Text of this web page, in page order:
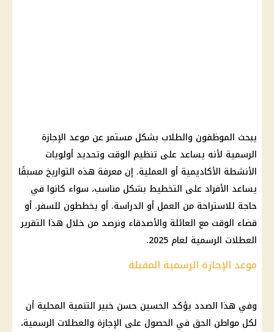
يبحث الموظفون والطلاب بشكل مستمر عن موعد الإجازة
الرسمية لأنه يساعد على تنظيم الوقت وتحديد أولويات
الأنشطة الأكاديمية أو العملية. إن معرفة هذه التواريخ مسبقًا
يساعد الأفراد على التخطيط بشكل مناسب، سواء كانوا في
حاجة للاستراحة من العمل أو الدراسة. أو يخططون للسفر. أو
قضاء الوقت مع العائلة والأصدقاء ونرصد من خلال هذا التقرير
العطلات الرسمية لعام 2025.
موعد الإجازة الرسمية المقبلة
وفي هذا الصدد يؤكد الحسين حسن خبير التنمية المحلية أن
لكل مواطن الحق في الحصول على الإجازة والعطلات الرسمية،